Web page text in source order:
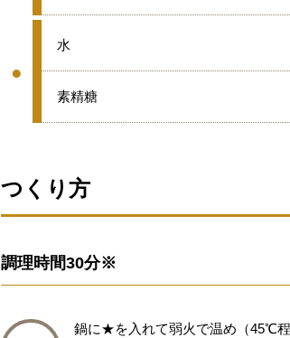
●
グループ
●
水
●
素精糖
つくり方
調理時間30分※
鍋に★を入れて弱火で温め（45℃